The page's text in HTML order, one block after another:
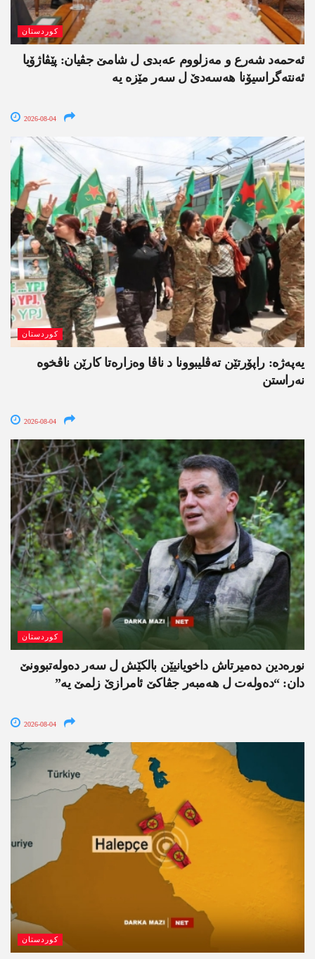
کوردستان
ئەحمەد شەرع و مەزلووم عەبدی ل شامێ جڤیان: پێڤاژۆیا
ئەنتەگراسیۆنا ھەسەدێ ل سەر مێزە یە
2026-08-04
کوردستان
یەپەژە: راپۆرتێن تەڤلیبوونا د ناڤا وەزارەتا کارێن ناڤخوە
نەراستن
2026-08-04
کوردستان
نورەدین دەمیرتاش داخویانیێن بالکێش ل سەر دەولەتبوونێ
دان: “دەولەت ل ھەمبەر جڤاکێ ئامرازێ زلمێ یە”
2026-08-04
کوردستان